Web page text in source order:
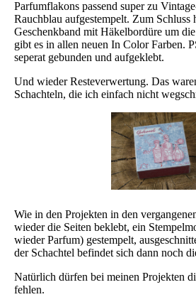
Parfumflakons passend super zu
Rauchblau aufgestempelt. Zum Schluss
Geschenkband mit Häkelbordüre um
gibt es in allen neuen In Color Farben.
seperat gebunden und aufgeklebt.
Und wieder Resteverwertung. Das
Schachteln, die ich einfach nicht
Wie in den Projekten in den
wieder die Seiten beklebt, ein
wieder Parfum) gestempelt,
der Schachtel befindet sich dann noch
Natürlich dürfen bei meinen Projekten
fehlen.